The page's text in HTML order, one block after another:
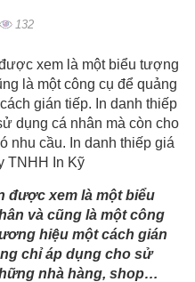
132
xem là một biểu tượng
là một công cụ để quảng
gián tiếp. In danh thiếp
dụng cá nhân mà còn cho
nhu cầu. In danh thiếp giá
TNHH In Kỹ
được xem là một biểu
và cũng là một công
hiệu một cách gián
chỉ áp dụng cho sử
nhà hàng, shop…